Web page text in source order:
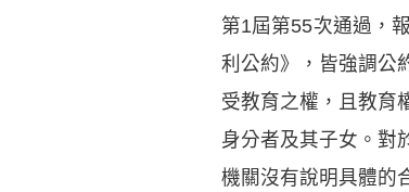
第1屆第55次通過，
利公約》，皆強調公
受教育之權，且教育
身分者及其子女。對
機關沒有說明具體的